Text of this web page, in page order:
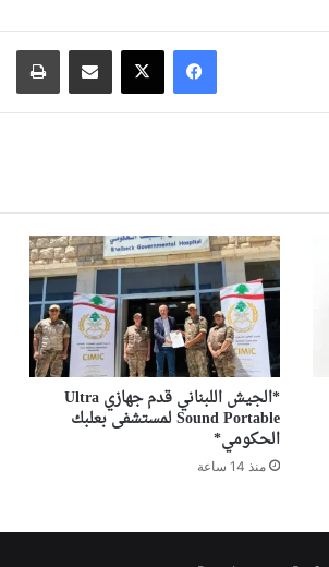
فيسبوك ‫X مشاركة عبر البريد
*الجيش اللبناني قدم جهازي Ultra
Sound Portable لمستشفى بعلبك
الحكومي*
منذ 14 ساعة